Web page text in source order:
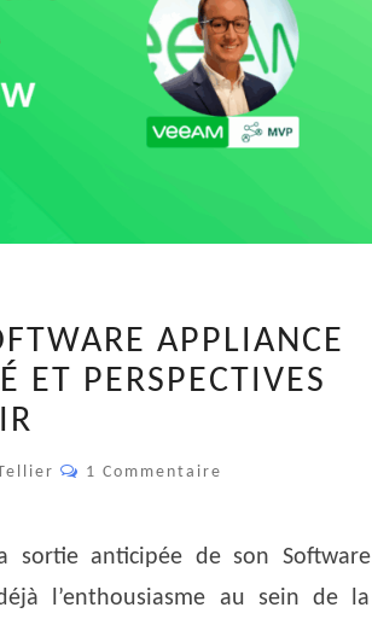
APPLIANCE
ET PERSPECTIVES
Commentaires
1 Commentaire
sortie anticipée de son Software
l’enthousiasme au sein de la